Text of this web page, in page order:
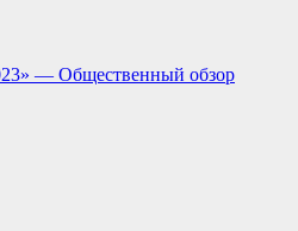
— Общественный обзор